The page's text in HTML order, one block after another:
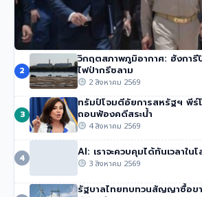
นายกฯ อนุทิน ของไทย จวกรายงาน UN ช
ความเสียหายของไทย’
42 วิว• 4 สิงหาคม 2569
2
วิกฤตสภาพภูมิอากาศ: ฮังการี
ไฟป่ากรีซลาม
2 สิงหาคม 2569
3
ทรัมป์โจมตีอัยการสหรัฐฯ พีร์
ถอนฟ้องคดีสระน้ำ
4 สิงหาคม 2569
4 AI: เราจะควบคุมได้ทันเวลาใ
3 สิงหาคม 2569
รัฐบาลไทยทบทวนสัญญาซื้อข